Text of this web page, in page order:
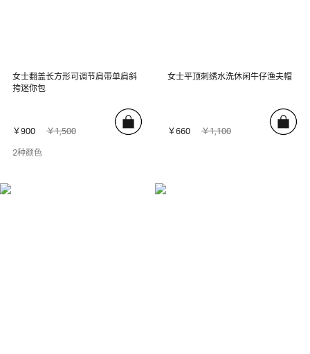
女士翻盖长方形可调节肩带单肩斜
挎迷你包
￥900
￥1,500
2种颜色
女士平顶刺绣水洗休闲牛仔渔夫帽
￥660 ￥1,100